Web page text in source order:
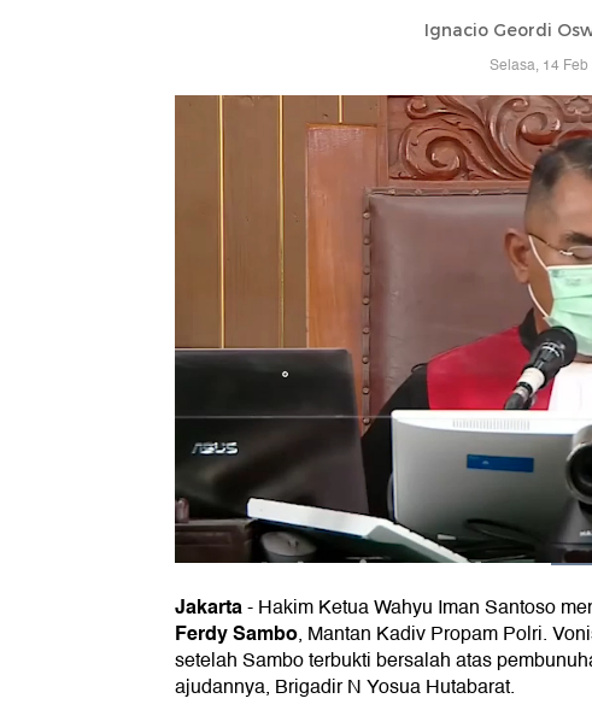
Ignacio Geordi
Selasa, 14
Jakarta-Hakim Ketua Wahyu Iman Santoso
Ferdy Sambo, Mantan Kadiv Propam Polri.
setelah Sambo terbukti bersalah atas
ajudannya, Brigadir N Yosua Hutabarat.